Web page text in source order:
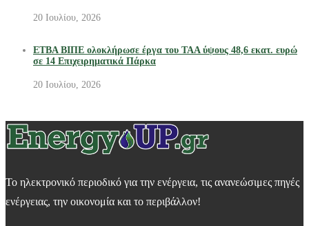
20 Ιουλίου, 2026
ΕΤΒΑ ΒΙΠΕ ολοκλήρωσε έργα του ΤΑΑ ύψους 48,6 εκατ. ευρώ
σε 14 Επιχειρηματικά Πάρκα
20 Ιουλίου, 2026
Το ηλεκτρονικό περιοδικό για την ενέργεια, τις ανανεώσιμες πηγές
ενέργειας, την οικονομία και το περιβάλλον!